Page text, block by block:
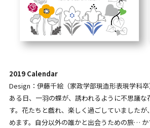
2019 Calendar
Design：伊藤千絵（家政学部現造形表現学科卒
ある日、一羽の蝶が、誘われるように不思議な
す。花たちと戯れ、楽しく過ごしていましたが
めます。自分以外の誰かと出会うための旅…